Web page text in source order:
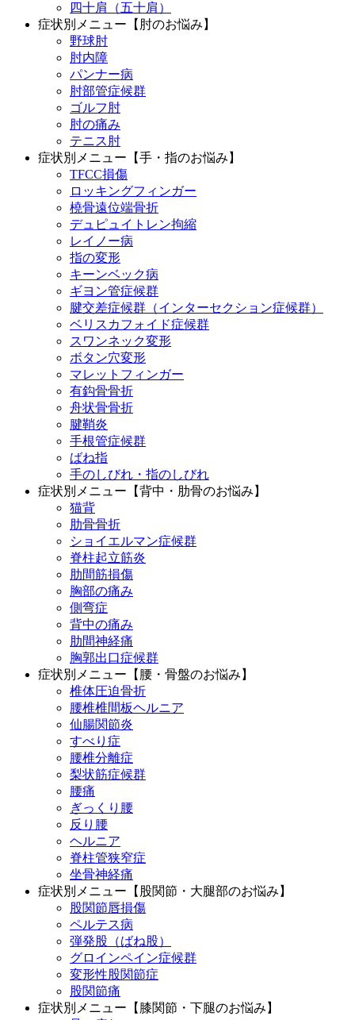
四十肩（五十肩）
症状別メニュー【肘のお悩み】
野球肘
肘内障
パンナー病
肘部管症候群
ゴルフ肘
肘の痛み
テニス肘
症状別メニュー【手・指のお悩み】
TFCC損傷
ロッキングフィンガー
橈骨遠位端骨折
デュピュイトレン拘縮
レイノー病
指の変形
キーンベック病
ギヨン管症候群
腱交差症候群（インターセクション症候群）
ベリスカフォイド症候群
スワンネック変形
ボタン穴変形
マレットフィンガー
有鈎骨骨折
舟状骨骨折
腱鞘炎
手根管症候群
ばね指
手のしびれ・指のしびれ
症状別メニュー【背中・肋骨のお悩み】
猫背
肋骨骨折
ショイエルマン症候群
脊柱起立筋炎
肋間筋損傷
胸部の痛み
側弯症
背中の痛み
肋間神経痛
胸郭出口症候群
症状別メニュー【腰・骨盤のお悩み】
椎体圧迫骨折
腰椎椎間板ヘルニア
仙腸関節炎
すべり症
腰椎分離症
梨状筋症候群
腰痛
ぎっくり腰
反り腰
ヘルニア
脊柱管狭窄症
坐骨神経痛
症状別メニュー【股関節・大腿部のお悩み】
股関節唇損傷
ペルテス病
弾発股（ばね股）
グロインペイン症候群
変形性股関節症
股関節痛
症状別メニュー【膝関節・下腿のお悩み】